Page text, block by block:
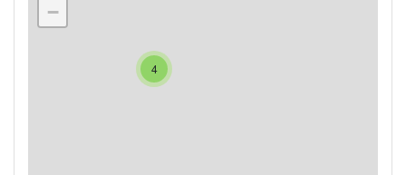
4
−